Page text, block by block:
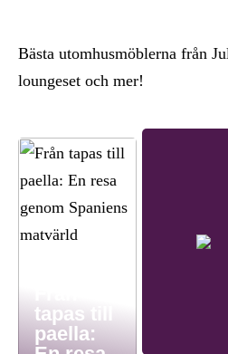
Bästa utomhusmöblerna från
loungeset och mer!
tapas till
paella: